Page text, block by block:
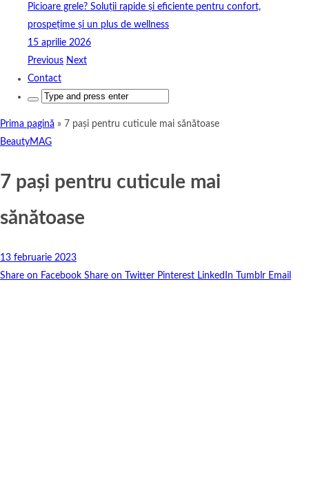
Picioare grele? Soluții rapide și eficiente pentru confort,
prospețime și un plus de wellness
15 aprilie 2026
Previous Next
Contact
Search
Prima pagină » 7 pași pentru cuticule mai sănătoase
BeautyMAG
7 pași pentru cuticule mai
sănătoase
13 februarie 2023
Share on Facebook Share on Twitter Pinterest LinkedIn Tumblr Email